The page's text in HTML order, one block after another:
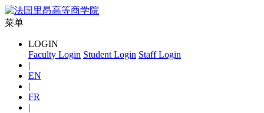
菜单
LOGIN
Faculty Login Student Login Staff Login
|
EN
|
FR
|